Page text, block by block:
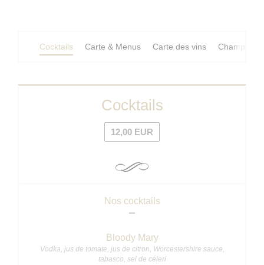
Cocktails Carte & Menus Carte des vins
Cocktails
12,00 EUR
Nos cocktails
Bloody Mary
Vodka, jus de tomate, jus de citron, Worcestershire sauce,
tabasco, sel de céleri